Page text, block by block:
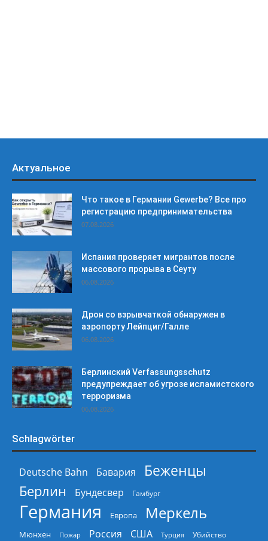
Актуальное
Что такое в Германии Gewerbe? Все про
регистрацию предпринимательства
07.08.2026
Испания проверяет мигрантов после
массового прорыва в Сеуту
06.08.2026
Дрон со взрывчаткой обнаружен в
аэропорту Лейпциг/Галле
06.08.2026
Берлинский Verfassungsschutz
предупреждает об угрозе исламистского
терроризма
06.08.2026
Schlagwörter
Deutsche Bahn Бавария
Беженцы
Берлин
Бундесвер Гамбург
Германия Европа Меркель
Мюнхен Пожар Россия США Турция Убийство